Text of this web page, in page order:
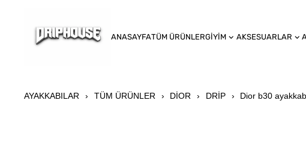
ANASAYFATÜM ÜRÜNLERGİYİM AKSESUARLAR
AYAKKABILAR TÜM ÜRÜNLER DİOR DRİP Dior b30